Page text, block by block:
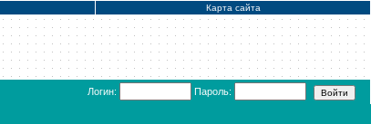
Карта сайта
Логин: Пароль: